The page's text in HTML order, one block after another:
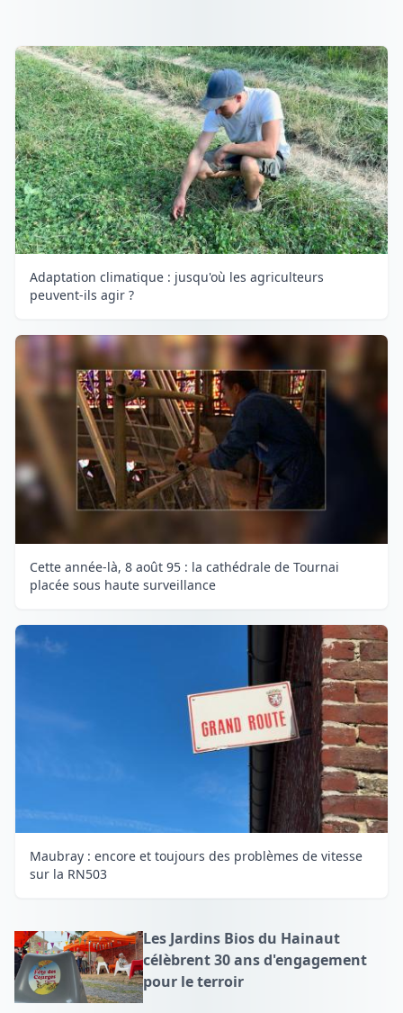
Adaptation climatique : jusqu'où les agriculteurs
peuvent-ils agir ?
Cette année-là, 8 août 95 : la cathédrale de Tournai
placée sous haute surveillance
Maubray : encore et toujours des problèmes de vitesse
sur la RN503
Les Jardins Bios du Hainaut
célèbrent 30 ans d'engagement
pour le terroir